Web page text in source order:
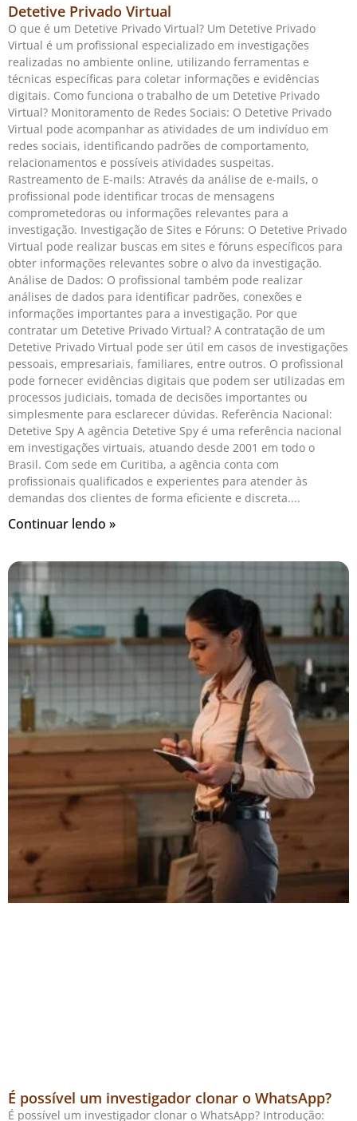
Detetive Privado Virtual
O que é um Detetive Privado Virtual? Um Detetive Privado
Virtual é um profissional especializado em investigações
realizadas no ambiente online, utilizando ferramentas e
técnicas específicas para coletar informações e evidências
digitais. Como funciona o trabalho de um Detetive Privado
Virtual? Monitoramento de Redes Sociais: O Detetive Privado
Virtual pode acompanhar as atividades de um indivíduo em
redes sociais, identificando padrões de comportamento,
relacionamentos e possíveis atividades suspeitas.
Rastreamento de E-mails: Através da análise de e-mails, o
profissional pode identificar trocas de mensagens
comprometedoras ou informações relevantes para a
investigação. Investigação de Sites e Fóruns: O Detetive Privado
Virtual pode realizar buscas em sites e fóruns específicos para
obter informações relevantes sobre o alvo da investigação.
Análise de Dados: O profissional também pode realizar
análises de dados para identificar padrões, conexões e
informações importantes para a investigação. Por que
contratar um Detetive Privado Virtual? A contratação de um
Detetive Privado Virtual pode ser útil em casos de investigações
pessoais, empresariais, familiares, entre outros. O profissional
pode fornecer evidências digitais que podem ser utilizadas em
processos judiciais, tomada de decisões importantes ou
simplesmente para esclarecer dúvidas. Referência Nacional:
Detetive Spy A agência Detetive Spy é uma referência nacional
em investigações virtuais, atuando desde 2001 em todo o
Brasil. Com sede em Curitiba, a agência conta com
profissionais qualificados e experientes para atender às
demandas dos clientes de forma eficiente e discreta.
Continuar lendo »
É possível um investigador clonar o WhatsApp?
É possível um investigador clonar o WhatsApp? Introdução: